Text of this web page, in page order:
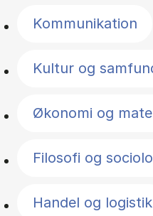
Kommunikation
Kultur og
Økonomi og
Filosofi og
Handel og logistik